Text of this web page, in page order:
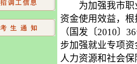
为加强我市职
资金使用效益，
（国发〔2010〕
步加强就业专项
人力资源和社会